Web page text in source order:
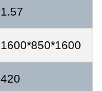
1.57
1600*850*1600
420